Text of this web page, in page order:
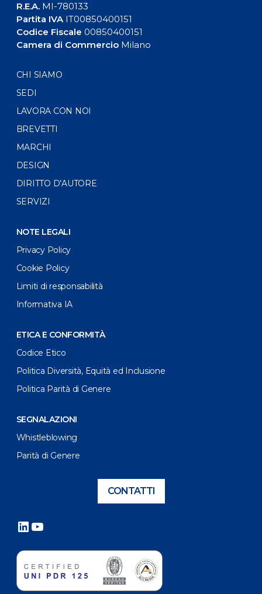
R.E.A.MI-780133
Partita IVAIT00850400151
Codice Fiscale 00850400151
Camera di CommercioMilano
CHI SIAMO
SEDI
LAVORA CON NOI
BREVETTI
MARCHI
DESIGN
DIRITTO D’AUTORE
SERVIZI
NOTE LEGALI
Privacy Policy
Cookie Policy
Limiti di responsabilità
Informativa IA
ETICA E CONFORMITÀ
Codice Etico
Politica Diversità, Equità ed Inclusione
Politica Parità di Genere
SEGNALAZIONI
Whistleblowing
Parità di Genere
CONTATTI
LinkedIn
YouTube